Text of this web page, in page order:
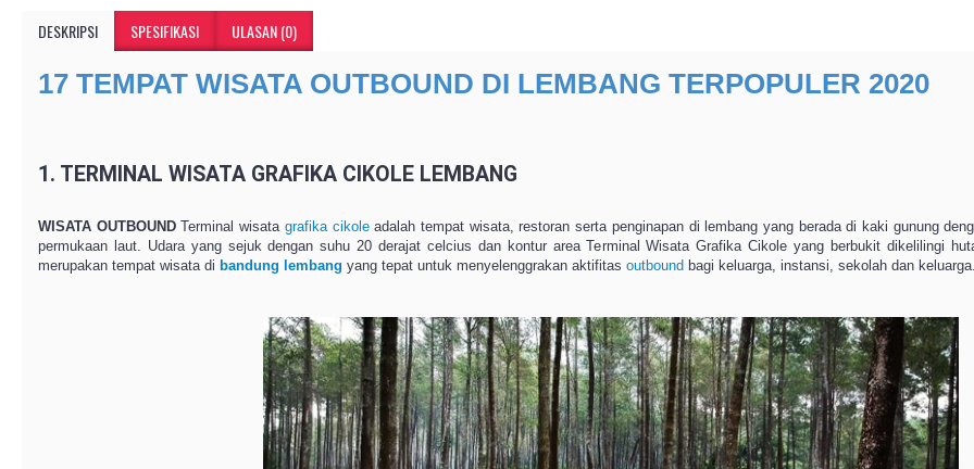
DESKRIPSI SPESIFIKASI ULASAN (0)
17 TEMPAT WISATA OUTBOUND DI LEMBANG TERPOPULER 2020
1. TERMINAL WISATA GRAFIKA CIKOLE LEMBANG
WISATA OUTBOUNDTerminal wisata grafika cikoleadalah tempat wisata, restoran serta penginapan di lembang yang berada di kaki gunung
permukaan laut. Udara yang sejuk dengan suhu 20 derajat celcius dan kontur area Terminal Wisata Grafika Cikole yang berbukit dikelilingi
merupakan tempat wisata di bandung lembang yang tepat untuk menyelenggrakan aktifitas outbound bagi keluarga, instansi, sekolah dan keluarga.